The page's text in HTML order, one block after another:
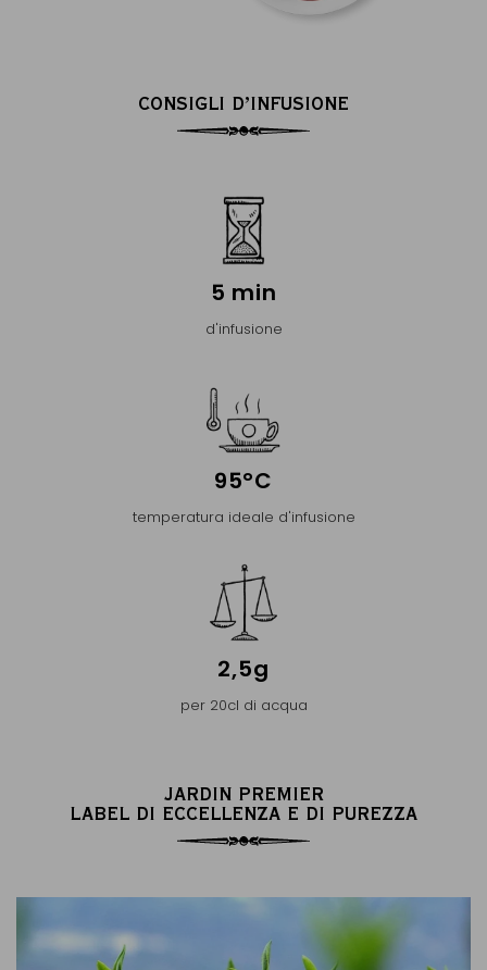
CONSIGLI D’INFUSIONE
5 min
d'infusione
95°C
temperatura ideale d'infusione
2,5g
per 20cl di acqua
JARDIN PREMIER
LABEL DI ECCELLENZA E DI PUREZZA